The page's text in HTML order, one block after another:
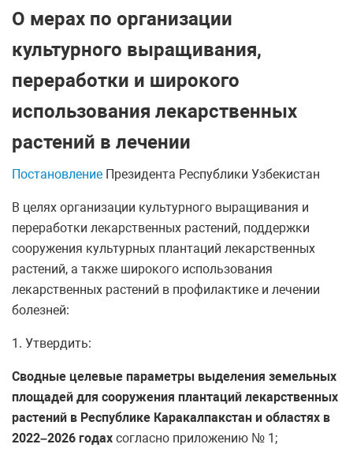
О мерах по организации
культурного выращивания,
переработки и широкого
использования лекарственных
растений в лечении
Постановление Президента Республики Узбекистан
В целях организации культурного выращивания и
переработки лекарственных растений, поддержки
сооружения культурных плантаций лекарственных
растений, а также широкого использования
лекарственных растений в профилактике и лечении
болезней:
1. Утвердить:
Сводные целевые параметры выделения земельных
площадей для сооружения плантаций лекарственных
растений в Республике Каракалпакстан и областях в
2022–2026 годах согласно приложению № 1;